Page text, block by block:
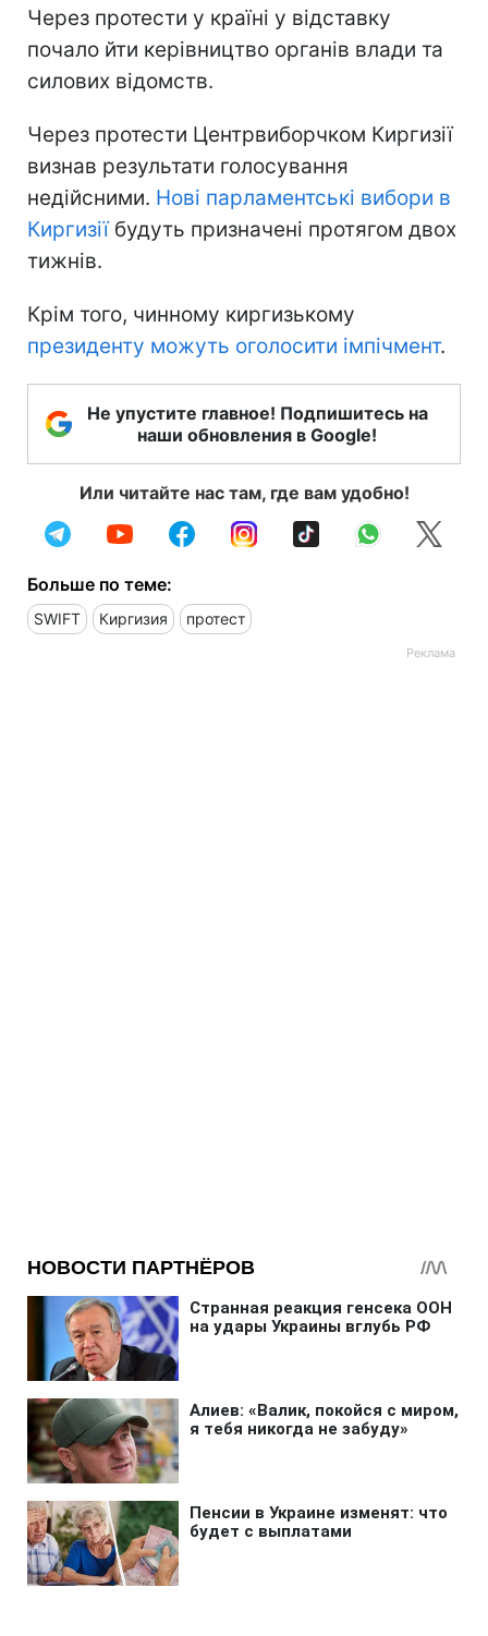
Через протести у країні у відставку
почало йти керівництво органів влади та
силових відомств.
Через протести Центрвиборчком Киргизії
визнав результати голосування
недійсними. Нові парламентські вибори в
Киргизіїбудуть призначені протягом двох
тижнів.
Крім того, чинному киргизькому
президенту можуть оголосити імпічмент.
Не упустите главное! Подпишитесь на
наши обновления в Google!
Или читайте нас там, где вам удобно!
Больше по теме:
SWIFT Киргизия протест